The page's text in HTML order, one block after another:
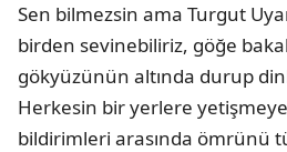
Sen bilmezsin ama Turgut
birden sevinebiliriz, göğe
gökyüzünün altında durup
Herkesin bir yerlere yetişmeye
bildirimleri arasında ömrünü